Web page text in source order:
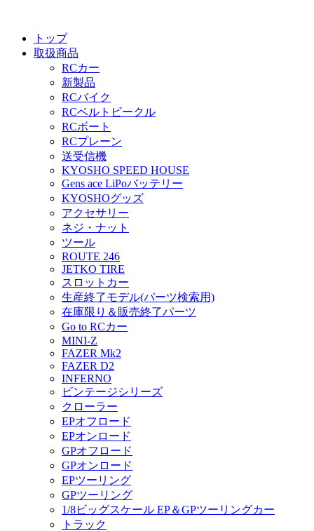
トップ
取扱商品
RCカー
新製品
RCバイク
RCベルトビークル
RCボート
RCプレーン
送受信機
KYOSHO SPEED HOUSE
Gens ace LiPoバッテリー
KYOSHOグッズ
アクセサリー
ネジ・ナット
ツール
ROUTE 246
JETKO TIRE
スロットカー
生産終了モデル(パーツ検索用)
在庫限り＆販売終了パーツ
Go to RCカー
MINI-Z
FAZER Mk2
FAZER D2
INFERNO
ビンテージシリーズ
クローラー
EPオフロード
EPオンロード
GPオフロード
GPオンロード
EPツーリング
GPツーリング
1/8ビッグスケール EP＆GPツーリングカー
トラック